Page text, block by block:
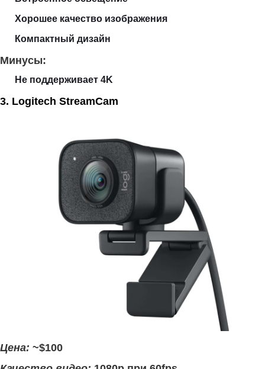
Хорошее качество изображения
Компактный дизайн
Минусы:
Не поддерживает 4K
3. Logitech StreamCam
Цена: ~$100